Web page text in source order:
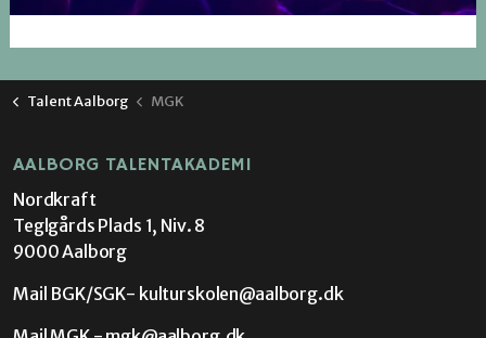
Talent Aalborg MGK
AALBORG TALENTAKADEMI
Nordkraft
Teglgårds Plads 1, Niv. 8
9000 Aalborg
Mail BGK/SGK- kulturskolen@aalborg.dk